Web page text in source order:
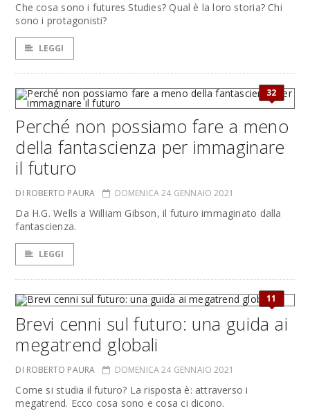
Che cosa sono i futures Studies? Qual è la loro storia? Chi
sono i protagonisti?
LEGGI
32
Perché non possiamo fare a meno
della fantascienza per immaginare
il futuro
DI ROBERTO PAURA DOMENICA 24 GENNAIO 2021
Da H.G. Wells a William Gibson, il futuro immaginato dalla
fantascienza.
LEGGI
11
Brevi cenni sul futuro: una guida ai
megatrend globali
DI ROBERTO PAURA DOMENICA 24 GENNAIO 2021
Come si studia il futuro? La risposta è: attraverso i
megatrend. Ecco cosa sono e cosa ci dicono.